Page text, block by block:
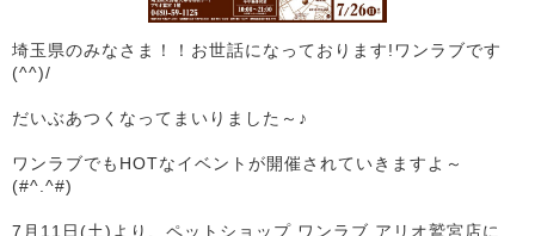
埼玉県のみなさま！！お世話になっております!ワンラブです
(^^)/
だいぶあつくなってまいりました～♪
ワンラブでもHOTなイベントが開催されていきますよ～
(#^.^#)
7月11日(土)より、ペットショップ ワンラブ アリオ鷲宮店に